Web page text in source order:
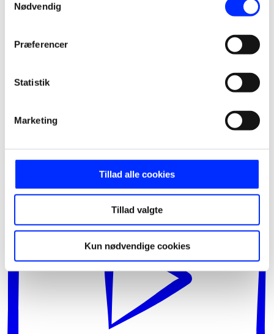
Nødvendig
Præferencer
Statistik
Marketing
Tillad alle cookies
Tillad valgte
Kun nødvendige cookies